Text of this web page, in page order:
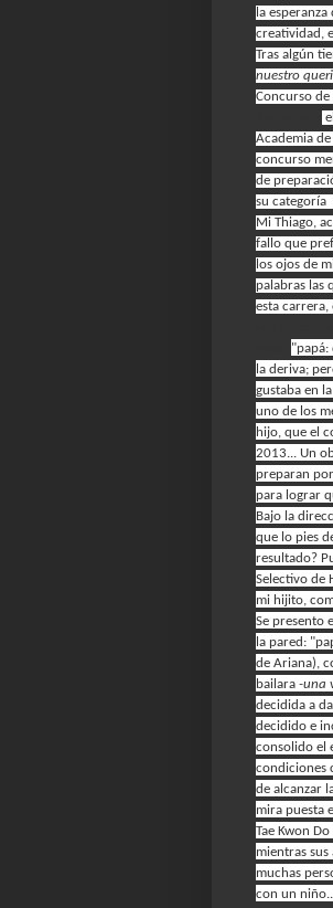
la
creatividad,
Tras algún
nuestro
Concurso
Academia
concurso
de
su categoría
Mi Thiago,
fallo que
los ojos de
palabras las
esta carrera,
"papá:
la deriva;
gustaba en
uno de los
hijo, que el
2013... Un
preparan
para lograr
Bajo la
que lo pies
resultado?
Selectivo de
mi hijito,
Se presento
la pared:
de Ariana),
bailara -una
decidida a
decidido e
consolido el
condiciones
de alcanzar
mira puesta
Tae Kwon
mientras
muchas
con un